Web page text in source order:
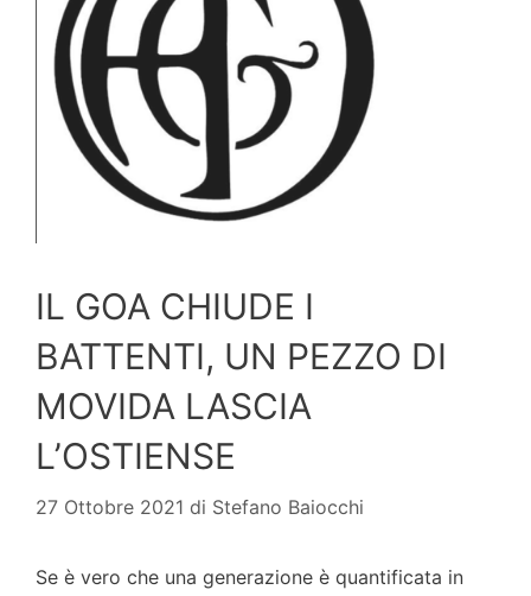
IL GOA CHIUDE I
BATTENTI, UN PEZZO DI
MOVIDA LASCIA
L’OSTIENSE
27 Ottobre 2021 di Stefano Baiocchi
Se è vero che una generazione è quantificata in